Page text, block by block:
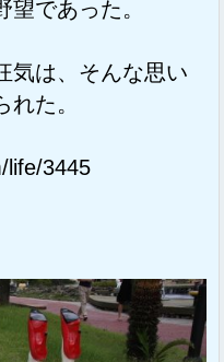
であった。
気は、そんな思い
た。
life/3445